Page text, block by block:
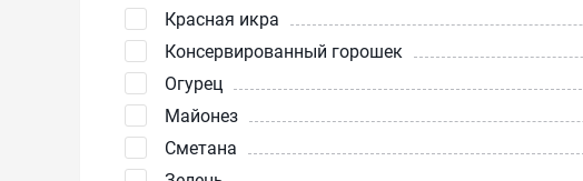
Красная икра
Консервированный горошек
Огурец
Майонез
Сметана